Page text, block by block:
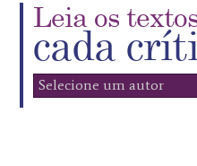
Leia os
cada